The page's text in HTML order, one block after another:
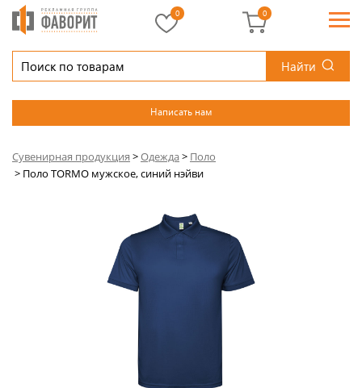
Найти
Написать нам
0 0
Сувенирная продукция >Одежда> Поло
> Поло TORMO мужское, синий нэйви